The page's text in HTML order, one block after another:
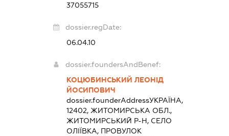
37055715
dossier.regDate:
06.04.10
dossier.foundersAndBenef:
КОЦЮБИНСЬКИЙ ЛЕОНІД
ЙОСИПОВИЧ
dossier.founderAddressУКРАЇНА,
12402, ЖИТОМИРСЬКА ОБЛ.,
ЖИТОМИРСЬКИЙ Р-Н, СЕЛО
ОЛІЇВКА, ПРОВУЛОК